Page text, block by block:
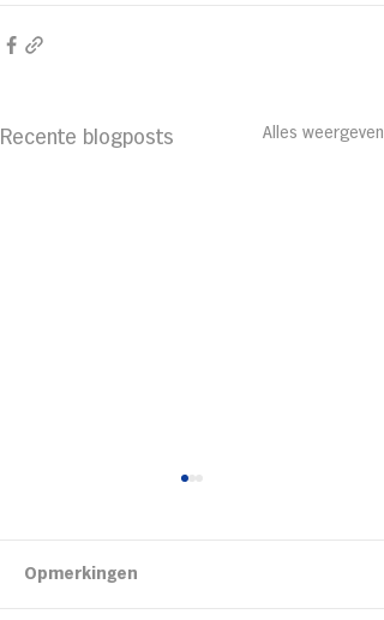
Recente blogposts Alles weergeven
Kipsalon
Opmerkingen